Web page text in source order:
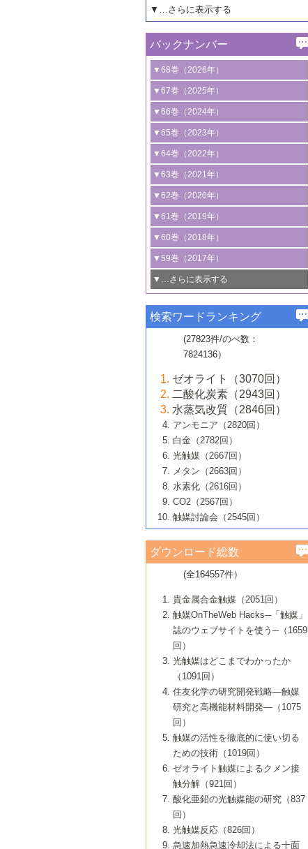
▼…さらに表示する
バックナンバー
▼68巻（2026年）
1号 過酸化水素合成に関する研究動向
2号 コンピューター技術により加速する
触媒開発
3号 有機分子変換やCO 資源化のための
光触媒に関する最近の研究
B号 第137回触媒討論会（2026年）
▼67巻（2025年）
1号 CO
水素化によるグリーン燃料/グリ
ーンケミカル製造
2号 水素製造のための水分解技術に関す
る最近の研究
3号 オレフィン系樹脂の精密合成に関す
る最新技術
4号 アルコール類の効率的変換を実現す
る非貴金属触媒の研究動向
5号 ゼオライトの合成と応用における研
究動向
6号 ヘテロ接合界面
B号 第135回触媒討論会（2025年）
▼66巻（2024年）
1号 低次元ナノ構造を有する触媒材料
2号 規制反応場を活用した固体触媒研究
の新展開
3号 未踏分子変換を目指した酸化触媒プ
ロセスの最前線
4号 シンクロトロン放射光および中性子
線を利用した触媒解析技術の最先端
5号 単原子触媒
6号 参照触媒委員会からのお知らせ
B号 第133回触媒討論会（2023年）
▼65巻（2023年）
1号 炭素が関わる触媒機能
2号 プラスチックケミカルリサイクルの
ための触媒技術
3号 非酸化物系金属化合物を基盤とした
触媒材料の開発
4号 格子酸素・格子酸素欠陥を利用した
触媒反応
5号 生体触媒によるエネルギー変換反応
6号 窒素とリンの循環のための触媒・機
能性材料
▼64巻（2022年）
1号 合成ガス製造とCOを用いるケミカル
ズ合成の最新動向
2号 化学品合成のための合金触媒開発
3号 CO の排出削減および有効活用のた
めの触媒技術
4号 若手による情報発信企画～とびたて
若き触媒の研究者たち～（1）
若き触媒の研究者たち～（2）
6号 石油のノーブル・ユースを志向した
触媒技術
大学：オンライン・対面開催）
▼63巻（2021年）
1号 金触媒の新展開
2号 ペロブスカイト
3号 特殊反応場を利用した触媒的分子変
換反応
4号 多孔質材料を用いた触媒の新展開
5号 情報学的手法を用いた触媒開発
6号 カーボンニュートラルに向けた電解
技術
B号 第127回触媒討論会（2021年・オン
ライン開催(Zoom)のみ）
▼62巻（2020年）
1号 触媒設計を拓く欠陥構造のキャラク
タリゼーション
2号 機能化学品製造に資するクリーンな
触媒的酸化反応
3号 水処理のための触媒化学
4号 光触媒を用いた水分解の最新の研究
動向
5号 次世代の触媒プロセスを支えるマイ
6号 メタン転換技術の最新動向
B号 第125回触媒討論会（2020年・工学
院大学）
▼61巻（2019年）
1号 物質移動制御に着目した触媒プロセ
ス開発
2号 CO2 フリー水素サプライチェーンに
関わる触媒開発動向
3号 精密高分子合成に関する最近の研究
動向
4号 バイオマス化成品製造のための触媒
5号 固体触媒による含窒素有機化合物変
換の最前線
6号 貴金属使用量低減に向けた自動車排
ガス浄化触媒の開発
B号 第123回触媒討論会（2019年・大阪
▼60巻（2018年）
1号 固体酸触媒の最新の研究動向
2号 二酸化炭素からの有用化学品合成
3号 ナノ粒子・クラスター触媒の最前線
4号 60周年記念企画
5号 進化するゼオライト合成技術
6号 非貴金属系触媒における電気化学的
B号 第121回触媒討論会（2018年・東京
大学）
▼59巻（2017年）
1号 いたるところに，触媒
最先端技術
3号 無機分離膜材料の開発と触媒反応プ
ロセスへの適用
5号 水素のふるまいを解き明かす最先端
研究
6号 低級アルカンの有効利用のための触
媒技術
B号 第119回触媒討論会（2017年・首都
大学東京）
▼…さらに表示する
1号 ユニークな構造の高分子を生み出す触
2号 リグニンからの化成品製造に向けた触
媒技術
3号 触媒研究の最先端～とびたて若き研究
者たち～（1）
4号 触媒研究の最先端～とびたて若き研究
者たち～（2）
5号 触媒研究の最先端～とびたて若き研究
者たち～（3）
6号 イオニクス材料と燃料電池・電解合成
の最新の研究動向
B号 第117回触媒討論会（2016年・大阪府
立大学）
▼57巻（2015年）
1号 水素キャリアにかかわる触媒技術の新
2号 石油精製用触媒の最近の進展
3号 固体酸化物形燃料電池（SOFC）におけ
るアノード触媒上での燃料直接改質技術
4号 コアシェル構造の制御による触媒機能
5号 工業触媒およびその周辺技術の最近の
進歩
6号 ナノシート
B号 第115回触媒討論会（2015年・成蹊大
▼56巻（2014年）
2号 光触媒反応機構に関する最新の研究動
向
開発動向
4号 人工光合成に向けた近年のアプローチ
5号 未利用熱エネルギーの有効活用に貢献
する触媒技術
6号 ポリオキソメタレート
B号 第113回触媒討論会（2014年・ロワジ
ールホテル豊橋）
1号 高耐久性燃料電池システム用触媒にお
ける新展開
2号 リビングラジカル重合の最近の動向
3号 天然ガスの化学工業的展開に関する触
媒技術
4号 貴金属触媒の精密構造制御とその活用
5号 バイオマス化成品製造のための固体触
6号 ナノ空間─吸着状態解析から新機能開拓
B号 第111回触媒討論会（2013年・関西大
▼54巻（2012年）
1号 規則性多孔体の利用技術における最近
の進歩
2号 第109回触媒討論会
3号 貴金属低減技術の最新動向
4号 貴金属代替技術の最新動向
5号 光触媒による物質変換反応の新展開
6号 グラフェン
7号 水素を利用する化成品合成の新潮流
▼53巻（2011年）
1号 金属学から見る合金触媒の新展開
2号 第107回触媒討論会
3号 触媒のその場観察法の進歩（１）
4号 触媒のその場観察法の進歩（２）
5号 不活性結合の触媒的活性化による有機
合成
6号 新しい固体酸触媒技術
7号 ゼオライト合成における最近の進歩
▼52巻（2010年）
1号 触媒の劣化対策と長寿命触媒開発
2号 第105回触媒討論会
3号 ナノ構造が拓く新機能
4号 活性サイトおよびその環境の精密な設
計による触媒の高機能化
5号 触媒を有効に使うための技術
7号 有機分子触媒による精密有機合成
8号 高機能化ポリオレフィンに向けた重合
触媒の最近の進展
1号 炭素材料－熱い注目を集める材料－
2号 第103回触媒討論会
3号 環境浄化用光触媒の現状と課題
4号 水素社会の実現に向けた水素製造・貯
蔵技術の進歩
5号 CO2が関わる触媒・材料
7号 持続可能社会実現のための触媒および
触媒関連技術
▼50巻（2008年）
1号 触媒化学と学会のこの10年，半世紀，
そして未来
2号 第101回触媒討論会
4号 錯体を利用したユニークな表面構造の
構築と機能
5号 若手会員による触媒研究の未来展望1：
企業編
6号 第102回触媒討論会
7号 触媒・化学反応における計算化学の進
8号 若手研究者による触媒研究の未来展望
2：大学・研究所編
▼49巻（2007年）
1号 含フッ素化合物の合成と触媒
2号 第99回触媒討論会
3号 実用的ファインケミカル合成プロセス
を実現する触媒
5号 こんな物質，あんな物質―新たな触媒
の可能性―
7号 『結晶の化学』を活かした触媒研究
8号 イオン液体の応用
▼48巻（2006年）
1号 固体酸触媒の最近の進歩
2号 第97回触媒討論会
3号 リビング重合触媒の最近の展開
5号 水素製造・貯蔵のための触媒技術の新
しい展開
6号 第98回触媒討論会
7号 基礎化学品製造の触媒技術
8号 多機能型リアクター
1号 最近の触媒担体とその効果
2号 第95回触媒討論会
4号 水分解用光触媒材料
5号 時間分解分光の進歩と応用
6号 第96回触媒討論会
8号 超臨界流体を用いた化学プロセスの新
▼46巻（2004年）
1号 部分酸化反応触媒の最前線
2号 第93回触媒討論会
3号 特殊エネルギー場の触媒反応
4号 生体内における金属の触媒作用
5号 ファインケミカルズの展開に寄与する
6号 第94回触媒討論会
7号 サブナノレベルでみた新しい表面現象
8号 オレフィン重合触媒の新たな展
▼45巻（2003年）
1号 なぜこの触媒が良いのか？
2号 第91回触媒討論会
3号 最近の自動車排ガス処理技術
4号 触媒研究の現状と将来─第90回触媒討論
5号 基礎化学品製造の触媒技術
6号 第92回触媒討論会
7号 基礎化学品製造の触媒技術
8号 資源の循環と触媒技術
▼44巻（2002年）
1号 高次制御された触媒の化学
2号 第89回触媒討論会
3号 触媒を利用した電気化学の新展開
4号 ナノ材料の調製と機能化
5号 こんな触媒が欲しい
6号 第90回触媒討論会
7号 触媒研究と学術雑誌/情報
8号 若い世代からみた触媒化学の現状と未
▼43巻（2001年）
1号 グリーンケミストリーと触媒
2号 第87回触媒討論会特集号
3号 生体触媒とバイオプロセス
4号 水素製造・利用の触媒化学
5号 触媒研究における新しい切り口：コン
ビナトリアルケミストリー
6号 第88回触媒討論会特集号
7号 企業における触媒研究のブレークスル
8号 この材料を触媒として使ってみません
▼42巻（2000年）
1号 触媒反応工学の明日を拓く
2号 第85回触媒討論会
3号 反応ダイナミクス
5号 触媒のおもしろさをどのように伝える
6号 第86回触媒討論会
7号 水素化精製触媒の新しい展開
8号 新しい反応性と機能性を目指した金属
クラスタ-化学
▼41巻（1999年）
1号 孔、穴、あな?-特異な空間とその利用-
2号 第83回触媒討論会
3号 均一系触媒反応最前線
4号 実用炭素材料の新展開
5号 研究の方法論を考える
7号 機能性金属材料と触媒
8号 触媒研究へのNMRの応用と展望
▼40巻（1998年）
進展と21世紀への提言/創立40周年記念・触
媒学会この10年の歩みとこれから/創立40周
2号 第81回触媒討論会
3号 計算機触媒化学へのさそい
4号 触媒劣化の制御と予測
5号 最新の実用プロセスと触媒
6号 第82回触媒討論会
1号 均一系と不均一系触媒反応-その特徴と
接点
2号 第79回触媒討論会
3号 最新NO除去触媒の実用化研究
4号 新しい反応場を目指した触媒調製
5号 反応・分離技術の新しい展開
6号 第80回触媒討論会
▼38巻（1996年）
1号 触媒の構造と触媒作用/C1化学を中心と
する21世紀への触媒
3号 オリンピックメダル:金・銀・銅はどん
な触媒作用を示すか
4号 触媒作用における機能の複合化
▼37巻（1995年）
1号 ファインケミカルズと固体触媒
2号 第75回触媒討論会
3号 希土類を利用した触媒
4号 触媒とリサイクル
5号 エネルギー変換触媒
▼36巻（1994年）
1号 電気化学と触媒
2号 第73回触媒討論会
3号 C4化学の展開
4号 《通常号》
▼35巻（1993年）
1号 工業触媒開発マニュアル―探索から工
業化まで
2号 第71回触媒討論会
▼34巻（1992年）
1号 インパクトを与えたこの研究
2号 第69回触媒討論会
▼33巻（1991年）
1号 触媒プロセス開発マニュアル―探索か
▼32巻（1990年）
検索ワードランキング
(27823件/のべ数：
7824136）
ゼオライト（3070回）
二酸化炭素（2943回）
水蒸気改質（2846回）
アンモニア（2820回）
白金（2782回）
光触媒（2667回）
メタン（2663回）
水素化（2616回）
CO2（2567回）
触媒討論会（2545回）
ダウンロード総数
(全164557件）
貴金属合金触媒（2051回）
触媒OnTheWeb Hacks─「触媒」
誌のウェブサイトを使う─（1659
回）
光触媒はどこまでわかったか
（1091回）
住友化学の研究開発戦略―触媒
研究と高機能材料開発―（1075
回）
触媒の活性を徹底的に使い切る
ための技術（1019回）
ゼオライト触媒によるクメン接
触分解（921回）
酸化亜鉛の光触媒能の研究（837
回）
光触媒反応（826回）
急速加熱急速冷却法による十面